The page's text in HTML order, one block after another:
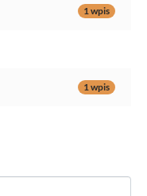
1 wpis
1 wpis